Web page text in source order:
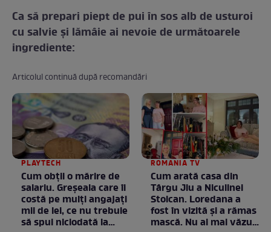
Ca să prepari piept de pui în sos alb de usturoi
cu salvie şi lămâie ai nevoie de următoarele
ingrediente:
Articolul continuă după recomandări
PLAYTECH
Cum obții o mărire de
salariu. Greșeala care îi
costă pe mulți angajați
mii de lei, ce nu trebuie
să spui niciodată la
ROMANIA TV
Cum arată casa din
Târgu Jiu a Niculinei
Stoican. Loredana a
fost în vizită și a rămas
mască. Nu ai mai văzut